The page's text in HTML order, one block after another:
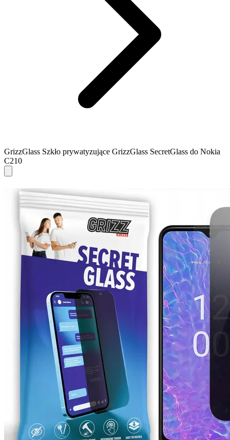
GrizzGlass Szkło prywatyzujące GrizzGlass SecretGlass do Nokia
C210